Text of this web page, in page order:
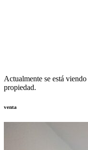
Actualmente se está viendo
propiedad.
venta